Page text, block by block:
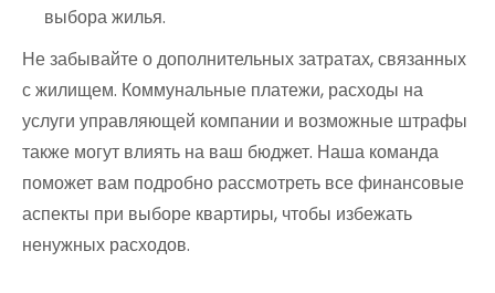
выбора жилья.
Не забывайте о дополнительных затратах, связанных
с жилищем. Коммунальные платежи, расходы на
услуги управляющей компании и возможные штрафы
также могут влиять на ваш бюджет. Наша команда
поможет вам подробно рассмотреть все финансовые
аспекты при выборе квартиры, чтобы избежать
ненужных расходов.